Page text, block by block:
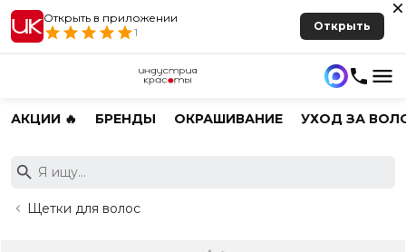
Открыть в приложении
1
Открыть
АКЦИИ 🔥 БРЕНДЫ ОКРАШИВАНИЕ УХОД ЗА
Щетки для волос